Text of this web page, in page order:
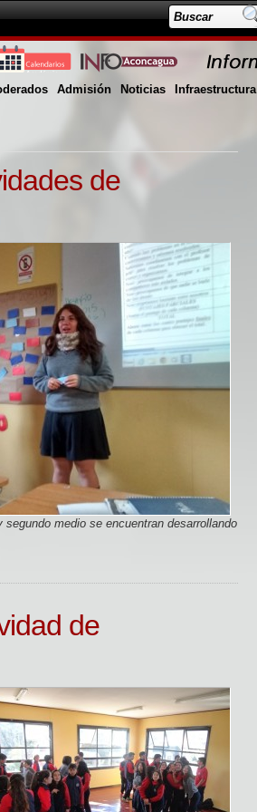
Admisión Noticias Infraestructura
de
medio se encuentran desarrollando
de